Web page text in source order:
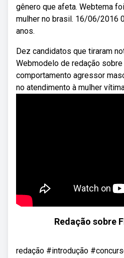
gênero que afeta. Webtema
mulher no brasil. 16/06/2016
anos.
Dez candidatos que tiraram
Webmodelo de redação
comportamento agressor
no atendimento à mulher
Redação sobre
redação #introdução